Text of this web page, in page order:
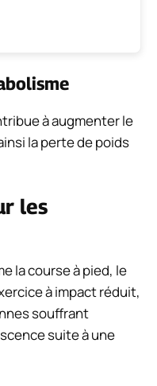
à augmenter le
la perte de poids
les
la course à pied, le
à impact réduit,
souffrant
suite à une